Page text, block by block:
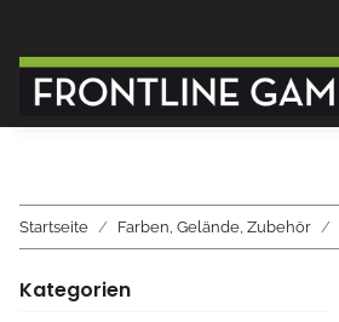
Startseite Farben, Gelände, Zubehör
Kategorien